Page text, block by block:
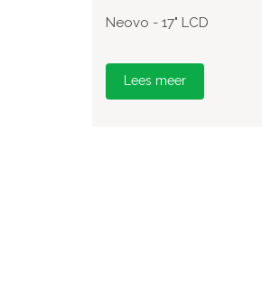
Neovo - 17" LCD
Lees meer